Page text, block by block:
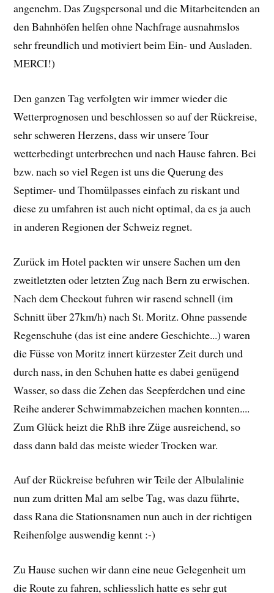
angenehm. Das Zugspersonal und die Mitarbeitenden an
den Bahnhöfen helfen ohne Nachfrage ausnahmslos
sehr freundlich und motiviert beim Ein- und Ausladen.
MERCI!)
Den ganzen Tag verfolgten wir immer wieder die
Wetterprognosen und beschlossen so auf der Rückreise,
sehr schweren Herzens, dass wir unsere Tour
wetterbedingt unterbrechen und nach Hause fahren. Bei
bzw. nach so viel Regen ist uns die Querung des
Septimer- und Thomülpasses einfach zu riskant und
diese zu umfahren ist auch nicht optimal, da es ja auch
in anderen Regionen der Schweiz regnet.
Zurück im Hotel packten wir unsere Sachen um den
zweitletzten oder letzten Zug nach Bern zu erwischen.
Nach dem Checkout fuhren wir rasend schnell (im
Schnitt über 27km/h) nach St. Moritz. Ohne passende
Regenschuhe (das ist eine andere Geschichte...) waren
die Füsse von Moritz innert kürzester Zeit durch und
durch nass, in den Schuhen hatte es dabei genügend
Wasser, so dass die Zehen das Seepferdchen und eine
Reihe anderer Schwimmabzeichen machen konnten....
Zum Glück heizt die RhB ihre Züge ausreichend, so
dass dann bald das meiste wieder Trocken war.
Auf der Rückreise befuhren wir Teile der Albulalinie
nun zum dritten Mal am selbe Tag, was dazu führte,
dass Rana die Stationsnamen nun auch in der richtigen
Reihenfolge auswendig kennt :-)
Zu Hause suchen wir dann eine neue Gelegenheit um
die Route zu fahren, schliesslich hatte es sehr gut